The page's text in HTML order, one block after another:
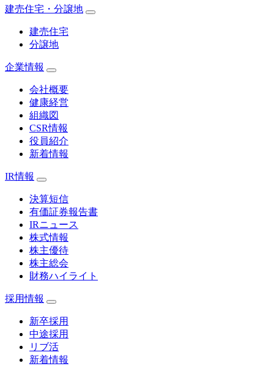
建売住宅・分譲地
建売住宅
分譲地
企業情報
会社概要
健康経営
組織図
CSR情報
役員紹介
新着情報
IR情報
決算短信
有価証券報告書
IRニュース
株式情報
株主優待
株主総会
財務ハイライト
採用情報
新卒採用
中途採用
リブ活
新着情報